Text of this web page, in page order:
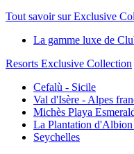
Tout savoir sur Exclusive
La gamme luxe de
Resorts Exclusive Collection
Cefalù - Sicile
Val d'Isère - Alpes
Michès Playa
La Plantation
Seychelles